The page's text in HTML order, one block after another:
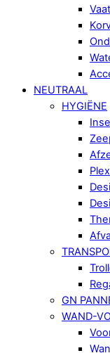
NEUTRAAL
HYGIËNE
GN
WAND-